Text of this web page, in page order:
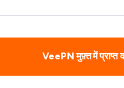
VeePN मुफ़्त में प्राप्त